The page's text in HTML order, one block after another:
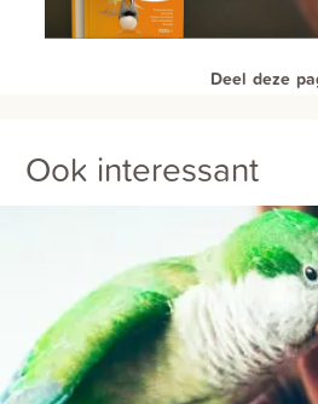
Deel deze
Ook interessant